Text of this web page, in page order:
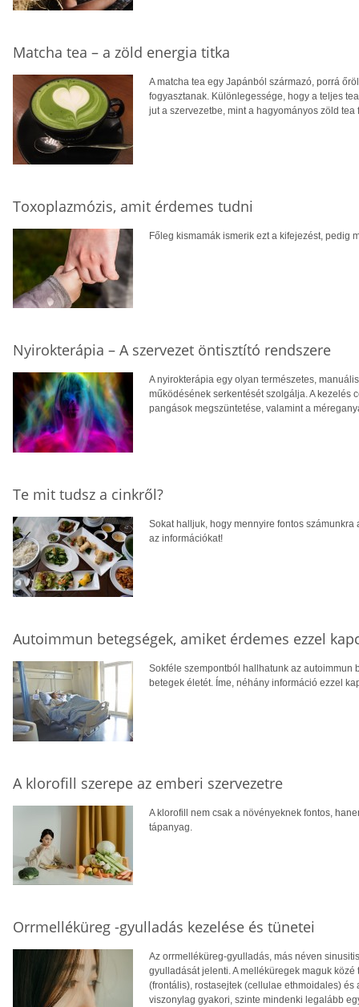
Matcha tea – a zöld energia titka
A matcha tea egy Japánból származó, porrá
fogyasztanak. Különlegessége, hogy a teljes
jut a szervezetbe, mint a hagyományos zöld tea
Toxoplazmózis, amit érdemes tudni
Főleg kismamák ismerik ezt a kifejezést, pedig
Nyirokterápia – A szervezet öntisztító rendszere
A nyirokterápia egy olyan természetes,
működésének serkentését szolgálja. A kezelés
pangások megszüntetése, valamint a
Te mit tudsz a cinkről?
Sokat halljuk, hogy mennyire fontos
az információkat!
Autoimmun betegségek, amiket érdemes ezzel
Sokféle szempontból hallhatunk az autoimmun
betegek életét. Íme, néhány információ ezzel
A klorofill szerepe az emberi szervezetre
A klorofill nem csak a növényeknek fontos,
tápanyag.
Orrmelléküreg -gyulladás kezelése és tünetei
Az orrmelléküreg-gyulladás, más néven
gyulladását jelenti. A melléküregek maguk
(frontális), rostasejtek (cellulae ethmoidales)
viszonylag gyakori, szinte mindenki legalább